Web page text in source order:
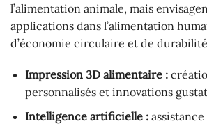
l’alimentation animale, mais
applications dans l’alimentation
d’économie circulaire et de
Impression 3D alimentaire :
personnalisés et innovations
Intelligence artificielle :assistance